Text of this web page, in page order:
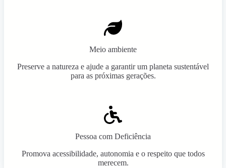
Meio ambiente
Preserve a natureza e ajude a garantir um planeta sustentável
para as próximas gerações.
Pessoa com Deficiência
Promova acessibilidade, autonomia e o respeito que todos
merecem.